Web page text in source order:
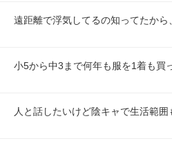
遠距離で浮気してるの知ってたか
小5から中3まで何年も服を1着も買
人と話したいけど陰キャで生活範